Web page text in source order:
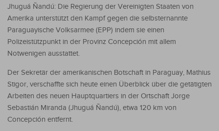
Jhuguá Ñandú: Die Regierung der Vereinigten Staaten von
Amerika unterstützt den Kampf gegen die selbsternannte
Paraguayische Volksarmee (EPP) indem sie einen
Polizeistützpunkt in der Provinz Concepción mit allem
Notwenigen ausstattet.
Der Sekretär der amerikanischen Botschaft in Paraguay, Mathius
Stigor, verschaffte sich heute einen Überblick über die getätigten
Arbeiten des neuen Hauptquartiers in der Ortschaft Jorge
Sebastián Miranda (Jhuguá Ñandú), etwa 120 km von
Concepción entfernt.